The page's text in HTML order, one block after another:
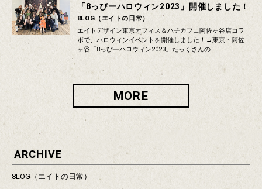
「8っぴーハロウィン2023」開催しました！
8LOG（エイトの日常）
エイトデザイン東京オフィス＆ハチカフェ阿佐ヶ谷店コラ
ボで、ハロウィンイベントを開催しました！→東京・阿佐
ヶ谷「8っぴーハロウィン2023」たっくさんの…
MORE
ARCHIVE
8LOG（エイトの日常）